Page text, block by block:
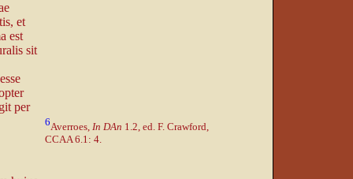
et
est
sit
per
6Averroes, In DAn 1.2, ed. F. Crawford,
CCAA 6.1: 4.